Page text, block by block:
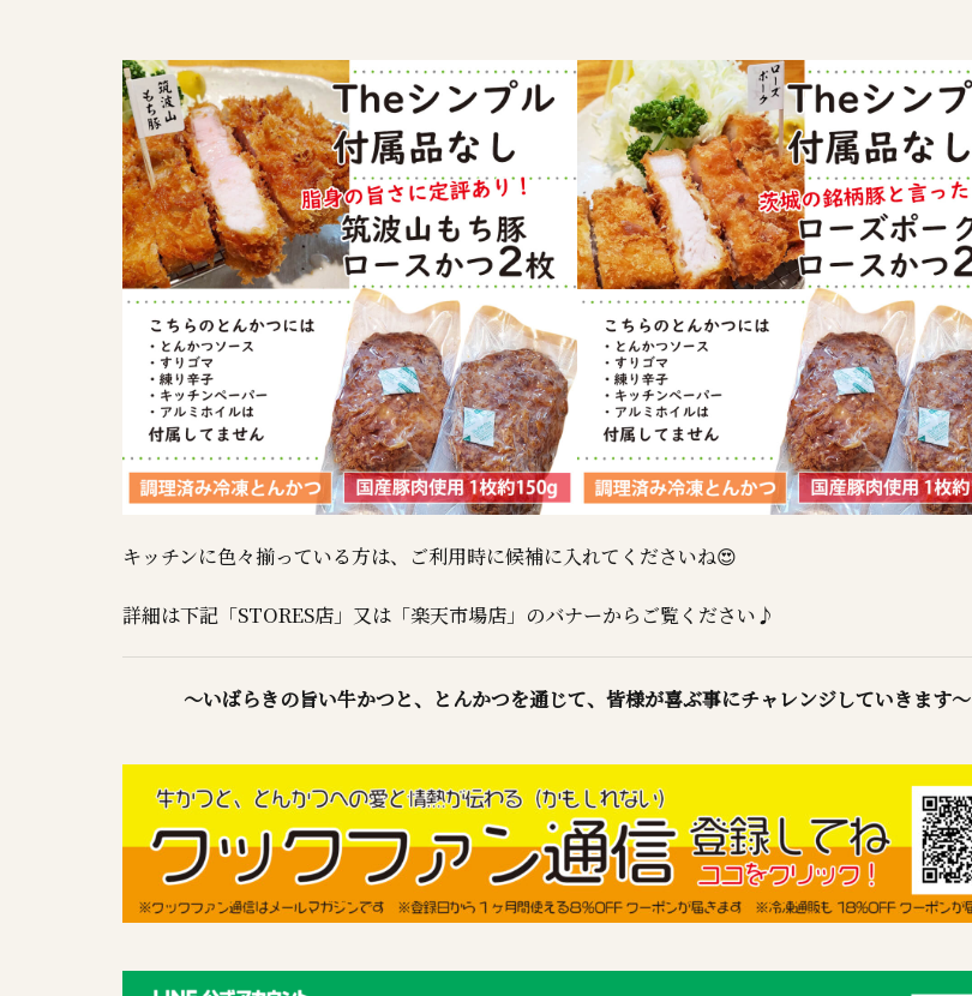
キッチンに色々揃っている方は、ご利用時に候補に入れてくださいね😍
詳細は下記「STORES店」又は「楽天市場店」のバナーからご覧ください♪
～いばらきの旨い牛かつと、とんかつを通じて、皆様が喜ぶ事にチャレンジしていきます～